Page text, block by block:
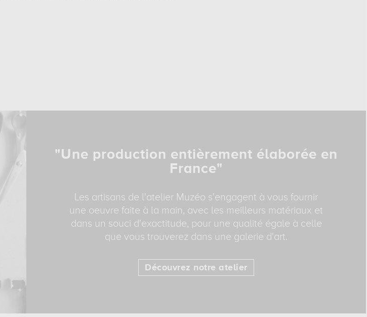
"Une production entièrement élaborée en
France"
Les artisans de l'atelier Muzéo s'engagent à vous fournir
une oeuvre faite à la main, avec les meilleurs matériaux et
dans un souci d'exactitude, pour une qualité égale à celle
que vous trouverez dans une galerie d'art.
Découvrez notre atelier